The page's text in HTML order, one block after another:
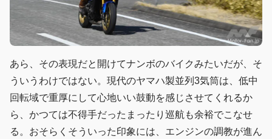
あら、その表現だと開けてナンボのバイクみたいだが、そ
ういうわけではない。現代のヤマハ製並列3気筒は、低中
回転域で重厚にして心地いい鼓動を感じさせてくれるか
ら、かつては不得手だったまったり巡航も余裕でこなせ
る。おそらくそういった印象には、エンジンの調教が進ん